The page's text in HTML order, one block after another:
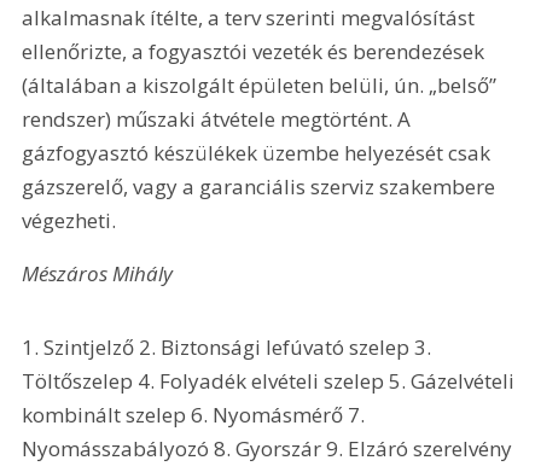
alkalmasnak ítélte, a terv szerinti megvalósítást
ellenőrizte, a fogyasztói vezeték és berendezések
(általában a kiszolgált épületen belüli, ún. „belső”
rendszer) műszaki átvétele megtörtént. A
gázfogyasztó készülékek üzembe helyezését csak
gázszerelő, vagy a garanciális szerviz szakembere
végezheti.
Mészáros Mihály
1. Szintjelző 2. Biztonsági lefúvató szelep 3.
Töltőszelep 4. Folyadék elvételi szelep 5. Gázelvételi
kombinált szelep 6. Nyomásmérő 7.
Nyomásszabályozó 8. Gyorszár 9. Elzáró szerelvény